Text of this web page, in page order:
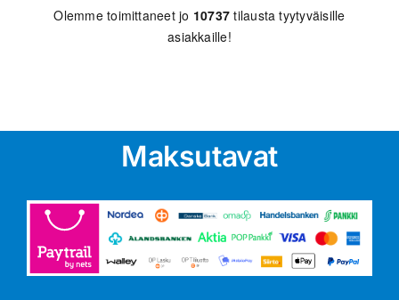
Olemme toimittaneet jo 10737 tilausta tyytyväisille
asiakkaille!
Maksutavat